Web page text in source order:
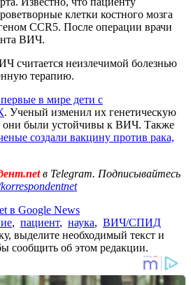
клетки костного мозга
CCR5. После операции врачи
ВИЧ.
считается неизлечимой болезнью
терапию.
в мире дети с
. Ученый изменил их генетическую
были устойчивы к ВИЧ. Также
создали вакцину против рака,
в Telegram. Подписывайтесь
в Google News
, пациент, наука, ВИЧ/СПИД
выделите необходимый текст и
сообщить об этом редакции.